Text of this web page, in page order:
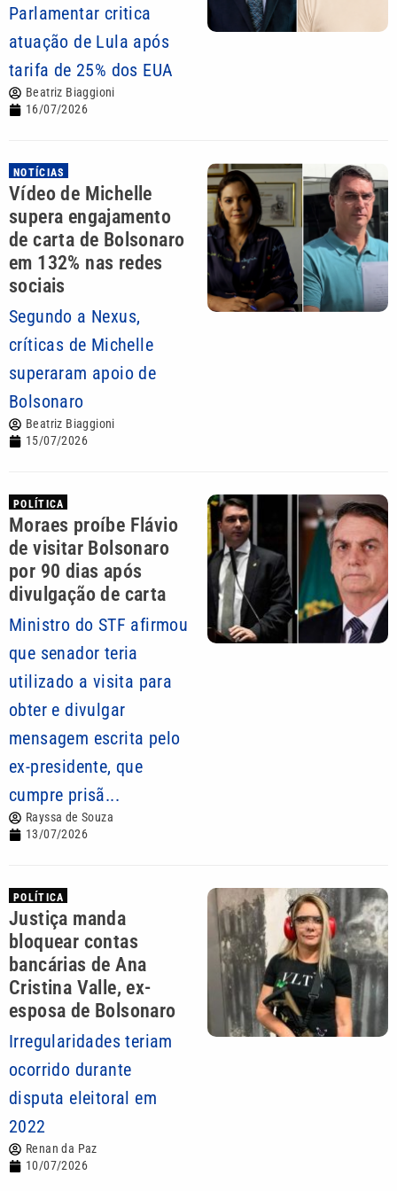
Parlamentar critica
atuação de Lula após
tarifa de 25% dos EUA
Beatriz Biaggioni
16/07/2026
NOTÍCIAS
Vídeo de Michelle
supera engajamento
de carta de Bolsonaro
em 132% nas redes
sociais
Segundo a Nexus,
críticas de Michelle
superaram apoio de
Bolsonaro
Beatriz Biaggioni
15/07/2026
POLÍTICA
Moraes proíbe Flávio
de visitar Bolsonaro
por 90 dias após
divulgação de carta
Ministro do STF afirmou
que senador teria
utilizado a visita para
obter e divulgar
mensagem escrita pelo
ex-presidente, que
cumpre prisã...
Rayssa de Souza
13/07/2026
POLÍTICA
Justiça manda
bloquear contas
bancárias de Ana
Cristina Valle, ex-
esposa de Bolsonaro
Irregularidades teriam
ocorrido durante
disputa eleitoral em
2022
Renan da Paz
10/07/2026